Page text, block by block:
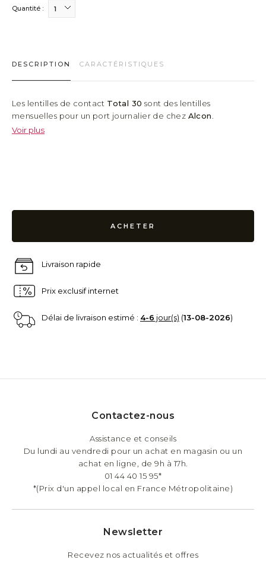
Quantité : 1
DESCRIPTION CARACTÉRISTIQUES
Les lentilles de contact Total 30 sont des lentilles
mensuelles pour un port journalier de chez Alcon
Le gradient d'eau offre une transition progressive de la
Voir plus
ACHETER
Livraison rapide
Prix exclusif internet
Délai de livraison estimé : 4-6 jour(s) (13-08-2026)
Contactez-nous
Assistance et conseils
Du lundi au vendredi pour un achat en magasin ou un
achat en ligne, de 9h à 17h.
01 44 40 15 95*
*(Prix d'un appel local en France Métropolitaine)
Newsletter
Recevez nos actualités et offres